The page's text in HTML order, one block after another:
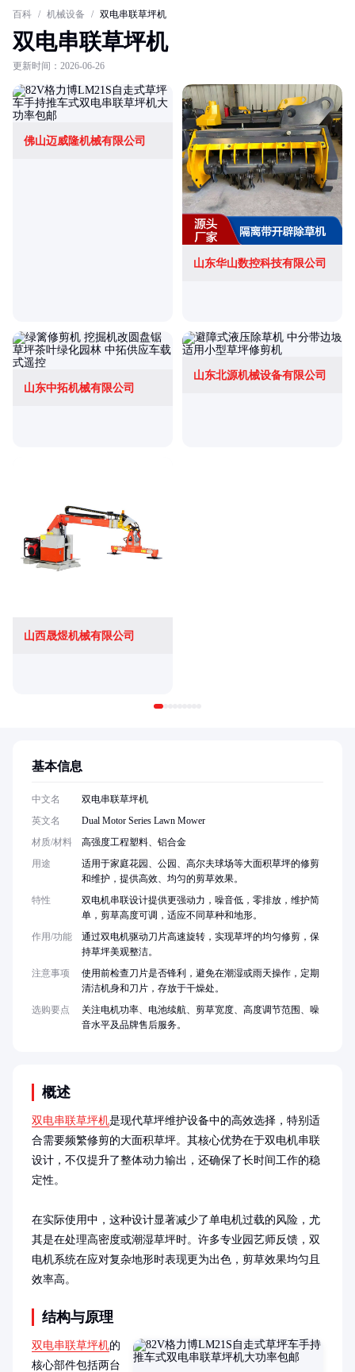
百科 / 机械设备 / 双电串联草坪机
双电串联草坪机
更新时间：2026-06-26
佛山迈威隆机械有限公司
山东华山数控科技有限公司
山东中拓机械有限公司
山东北源机械设备有限公司
山西晟煜机械有限公司
概述
双电串联草坪机是现代草坪维护设备中的高效选择，特别适
合需要频繁修剪的大面积草坪。其核心优势在于双电机串联
设计，不仅提升了整体动力输出，还确保了长时间工作的稳
定性。
在实际使用中，这种设计显著减少了单电机过载的风险，尤
其是在处理高密度或潮湿草坪时。许多专业园艺师反馈，双
电机系统在应对复杂地形时表现更为出色，剪草效果均匀且
效率高。
结构与原理
双电串联草坪机的
核心部件包括两台
基本信息
中文名
双电串联草坪机
英文名
Dual Motor Series Lawn Mower
材质/材料
高强度工程塑料、铝合金
用途
适用于家庭花园、公园、高尔夫球场等大面积草坪的修剪
和维护，提供高效、均匀的剪草效果。
特性
双电机串联设计提供更强动力，噪音低，零排放，维护简
单，剪草高度可调，适应不同草种和地形。
作用/功能
通过双电机驱动刀片高速旋转，实现草坪的均匀修剪，保
持草坪美观整洁。
注意事项
使用前检查刀片是否锋利，避免在潮湿或雨天操作，定期
清洁机身和刀片，存放于干燥处。
选购要点
关注电机功率、电池续航、剪草宽度、高度调节范围、噪
音水平及品牌售后服务。